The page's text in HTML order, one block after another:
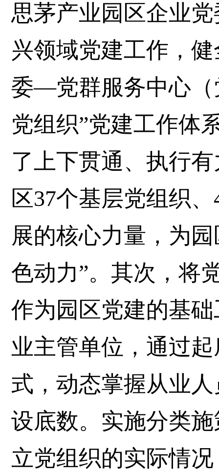
思茅产业园区企业
兴领域党建工作，
委—党群服务中心
党组织”党建工作体
了上下贯通、执行
区37个基层党组织
展的核心力量，为
色动力”。其次，将
作为园区党建的基
业主管单位，通过
式，动态掌握从业
设底数。实施分类
立党组织的实际情